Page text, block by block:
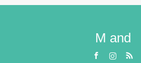
M and